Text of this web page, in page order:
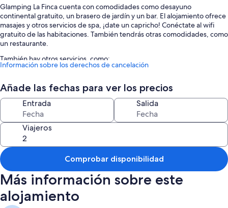
Glamping La Finca cuenta con comodidades como desayuno
continental gratuito, un brasero de jardín y un bar. El alojamiento ofrece
masajes y otros servicios de spa, ¡date un capricho! Conéctate al wifi
gratuito de las habitaciones. También tendrás otras comodidades, como
un restaurante.
También hay otros servicios, como:
Bicicletas de alquiler, juegos y servicios de conserjería
Una caja fuerte en recepción, una televisión en la zona común y
servicio de celebración de bodas
Características de la habitación
Todas las habitaciones en Glamping La Finca brindan características que
incluyen bañeras de hidromasaje privadas y chimeneas, además de
ciertas comodidades adicionales, como wifi gratis y espacios para
trabajar con ordenador portátil.
habitaciones incluyen:
Información sobre los derechos de cancelación
Añade las fechas para ver los precios
Entrada Salida
Viajeros
Comprobar disponibilidad
Más información sobre este
alojamiento